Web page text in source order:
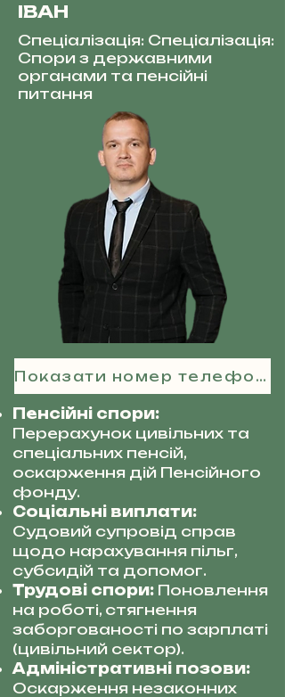
ІВАН
Спеціалізація: Спеціалізація:
Спори з державними
органами та пенсійні
питання
Показати номер телефону
Пенсійні спори:
Перерахунок цивільних та
спеціальних пенсій,
оскарження дій Пенсійного
фонду.
Соціальні виплати:
Судовий супровід справ
щодо нарахування пільг,
субсидій та допомог.
Трудові спори: Поновлення
на роботі, стягнення
заборгованості по зарплаті
(цивільний сектор).
Адміністративні позови:
Оскарження незаконних